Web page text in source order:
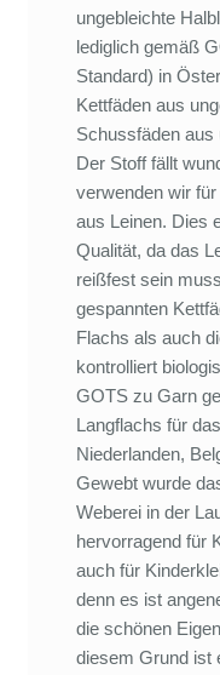
ungebleichte
lediglich gemäß
Standard) in
Kettfäden aus
Schussfäden aus
Der Stoff fällt
verwenden wir
aus Leinen. Dies
Qualität, da das
reißfest sein
gespannten
Flachs als auch
kontrolliert
GOTS zu Garn
Langflachs für
Niederlanden,
Gewebt wurde
Weberei in der
hervorragend für
auch für
denn es ist
die schönen
diesem Grund ist